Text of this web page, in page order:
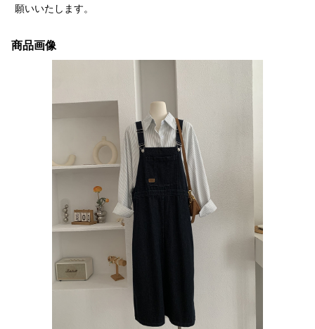
願いいたします。
商品画像